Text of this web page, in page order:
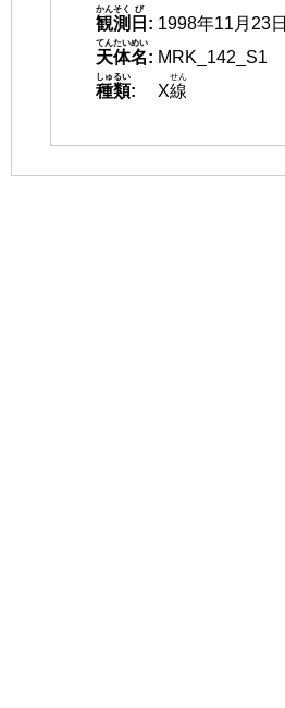
観測
かんそく
日
び
: 1998年11月23日
天体名
てんたいめい
: MRK_142_S1
種類
しゅるい
: X線
せん